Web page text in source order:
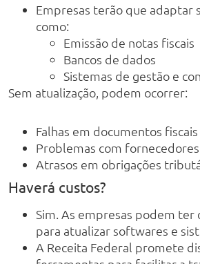
Empresas terão que adaptar
como:
Emissão de notas fiscais
Bancos de dados
Sistemas de gestão e
Sem atualização, podem ocorrer:
Falhas em documentos fiscais
Problemas com fornecedores
Atrasos em obrigações
Haverá custos?
Sim. As empresas podem ter
para atualizar softwares e
A Receita Federal promete